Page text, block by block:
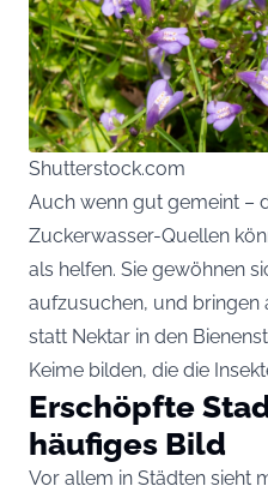
Shutterstock.com
Auch wenn gut gemeint –
Zuckerwasser-Quellen
als helfen. Sie gewöhnen
aufzusuchen, und
statt Nektar in den
Keime bilden, die die
Erschöpfte
häufiges Bild
Vor allem in Städten sieht